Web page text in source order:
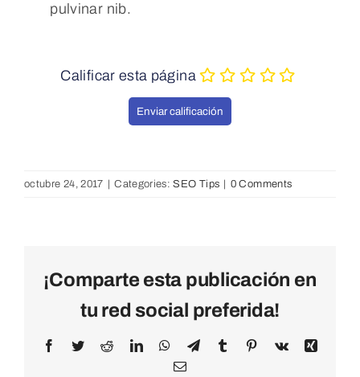
pulvinar nib.
Calificar esta página
octubre 24, 2017 Categories:SEO Tips 0 Comments
¡Comparte esta publicación en
tu red social preferida!
Facebook
TwitterRedditLinkedInWhatsApp
TelegramTumblr Pinterest
Vk
Xing
Email